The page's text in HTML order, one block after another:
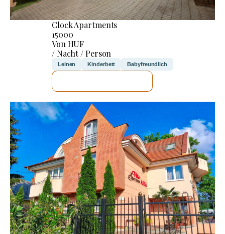
Clock Apartments
15000
Von HUF
/ Nacht / Person
Leinen Kinderbett Babyfreundlich